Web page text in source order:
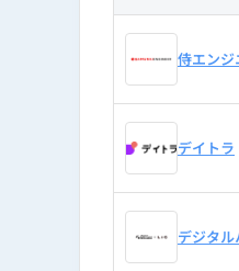
制作実
侍エンジ
デイトラ
デジタ